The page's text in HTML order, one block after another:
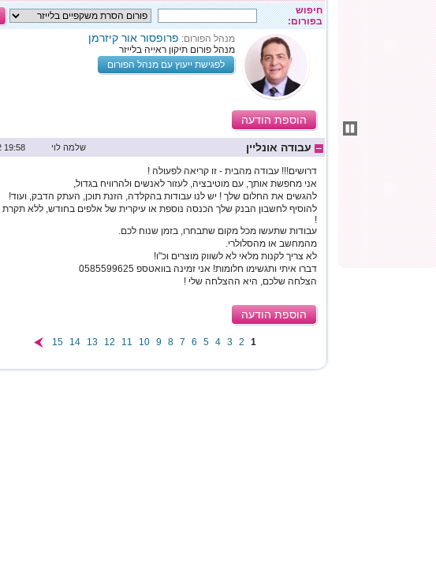
חיפוש
בפורום:
מנהל הפורום: פרופסור אור קיזרמן
מנהל פורום תיקון ראייה בלייזר
לפגישת ייעוץ עם מנהל הפורום
הוספת הודעה
19:58 08/08/22 שלמה לוי עבודה אונליין
דרושים!!! עבודה מהבית - זו קריאה לפעולה !
אני מחפשת אותך, עם מוטיבציה, לעזור לאנשים ולהרוויח בגדול,
להגשים את החלום שלך ! יש לנו עבודות בהקלדה, הזנת תוכן, העתק הדבק, ועוד!
להוסיף לחשבון הבנק שלך הכנסה נוספת או עיקרית של אלפים בחודש, ללא תקרת
!
עבודות שתעשו מכל מקום שתבחרו, בזמן שנוח לכם.
מהמחשב או מהסלולרי.
לא צריך לקנות מלאי לא לשווק מוצרים וכ"ו!
דברו איתי ותגשימו חלומות! אני זמינה בוואטספ 0585599625
הצלחה שלכם, היא ההצלחה שלי !
הוספת הודעה
1
2
3
4
5
6
7
8
9
10
11
12
13
14
15